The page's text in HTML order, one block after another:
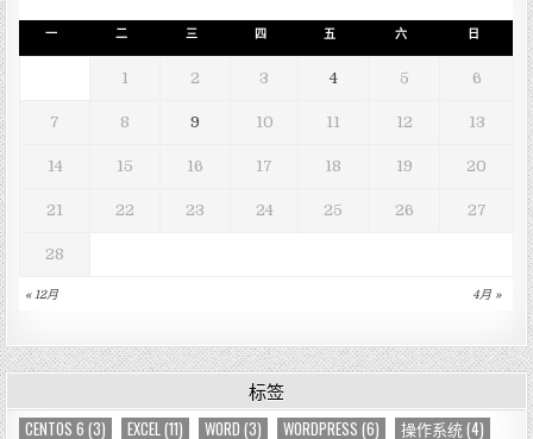
一 二 三 四 五 六 日
« 12月 4月 »
1 2 3 4 5 6
7 8 9 10 11 12 13
14 15 16 17 18 19 20
21 22 23 24 25 26 27
28
标签
CENTOS 6 (3) EXCEL(11) WORD (3) WORDPRESS (6) 操作系统(4)